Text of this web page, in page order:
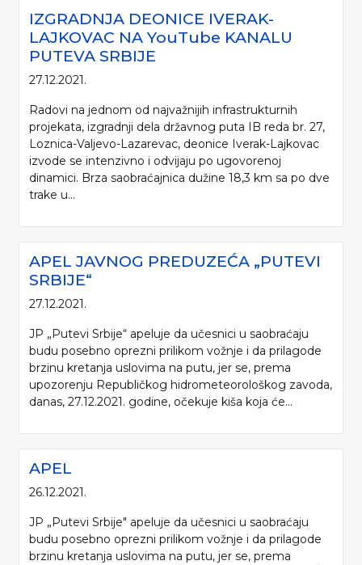
IZGRADNJA DEONICE IVERAK-
LAJKOVAC NA YouTube KANALU
PUTEVA SRBIJE
27.12.2021.
Radovi na jednom od najvažnijih infrastrukturnih
projekata, izgradnji dela državnog puta IB reda br. 27,
Loznica-Valjevo-Lazarevac, deonice Iverak-Lajkovac
izvode se intenzivno i odvijaju po ugovorenoj
dinamici. Brza saobraćajnica dužine 18,3 km sa po dve
trake u...
APEL JAVNOG PREDUZEĆA „PUTEVI
SRBIJE“
27.12.2021.
JP „Putevi Srbije“ apeluje da učesnici u saobraćaju
budu posebno oprezni prilikom vožnje i da prilagode
brzinu kretanja uslovima na putu, jer se, prema
upozorenju Republičkog hidrometeorološkog zavoda,
danas, 27.12.2021. godine, očekuje kiša koja će...
APEL
26.12.2021.
JP „Putevi Srbije" apeluje da učesnici u saobraćaju
budu posebno oprezni prilikom vožnje i da prilagode
brzinu kretanja uslovima na putu, jer se, prema